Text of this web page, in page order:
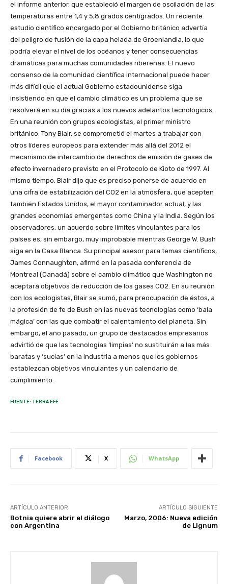
el informe anterior, que estableció el margen de oscilación de las
temperaturas entre 1,4 y 5,8 grados centígrados. Un reciente
estudio científico encargado por el Gobierno británico advertía
del peligro de fusión de la capa helada de Groenlandia, lo que
podría elevar el nivel de los océanos y tener consecuencias
dramáticas para muchas comunidades ribereñas. El nuevo
consenso de la comunidad científica internacional puede hacer
más difícil que el actual Gobierno estadounidense siga
insistiendo en que el cambio climático es un problema que se
resolverá en su día gracias a los nuevos adelantos tecnológicos.
En una reunión con grupos ecologistas, el primer ministro
británico, Tony Blair, se comprometió el martes a trabajar con
otros líderes europeos para extender más allá del 2012 el
mecanismo de intercambio de derechos de emisión de gases de
efecto invernadero previsto en el Protocolo de Kioto de 1997. Al
mismo tiempo, Blair dijo que es preciso ponerse de acuerdo en
una cifra de estabilización del CO2 en la atmósfera, que acepten
también Estados Unidos, el mayor contaminador actual, y las
grandes economías emergentes como China y la India. Según los
observadores, un acuerdo sobre límites vinculantes para los
países es, sin embargo, muy improbable mientras George W. Bush
siga en la Casa Blanca. Su principal asesor para temas científicos,
James Connaughton, afirmó en la pasada conferencia de
Montreal (Canadá) sobre el cambio climático que Washington no
aceptará objetivos de reducción de los gases CO2. En su reunión
con los ecologistas, Blair se sumó, para preocupación de éstos, a
la profesión de fe de Bush en las nuevas tecnologías como ‘bala
mágica’ con las que combatir el calentamiento del planeta. Sin
embargo, el año pasado, un grupo de destacados empresarios
advirtió de que las tecnologías ‘limpias’ no sustituirán a las más
baratas y ‘sucias’ en la industria a menos que los gobiernos
establezcan objetivos vinculantes y un calendario de
cumplimiento.
FUENTE: TERRA EFE
Facebook X WhatsApp
ARTÍCULO ANTERIOR
Botnia quiere abrir el diálogo
con Argentina
ARTÍCULO SIGUIENTE
Marzo, 2006: Nueva edición
de Lignum